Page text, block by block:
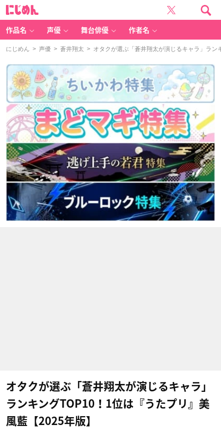
作品名 声優 舞台俳優 作者名
にじめん > 声優 > 蒼井翔太 > オタクが選ぶ「蒼井翔太が演じるキャラ」ラ
オタクが選ぶ「蒼井翔太が演じるキャラ」
ランキングTOP10！1位は『うたプリ』美
風藍【2025年版】